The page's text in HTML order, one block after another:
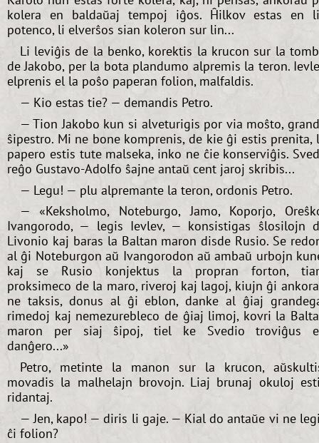
kolera en baldaŭaj tempoj iĝos. Ĥilkov estas en
potenco, li elverŝos sian koleron sur lin...
Li leviĝis de la benko, korektis la krucon sur la
de Jakobo, per la bota plandumo alpremis la teron.
elprenis el la poŝo paperan folion, malfaldis.
— Kio estas tie? — demandis Petro.
— Tion Jakobo kun si alveturigis por via moŝto,
ŝipestro. Mi ne bone komprenis, de kie ĝi estis prenita,
papero estis tute malseka, inko ne ĉie konserviĝis.
reĝo Gustavo-Adolfo ŝajne antaŭ cent jaroj skribis...
— Legu! — plu alpremante la teron, ordonis Petro.
— «Keksholmo, Noteburgo, Jamo, Koporjo,
Ivangorodo, — legis Ievlev, — konsistigas ŝlosilojn
Livonio kaj baras la Baltan maron disde Rusio. Se
al ĝi Noteburgon aŭ Ivangorodon aŭ ambaŭ urbojn
kaj se Rusio konjektus la propran forton,
proksimeco de la maro, riveroj kaj lagoj, kiujn ĝi
ne taksis, donus al ĝi eblon, danke al ĝiaj
rimedoj kaj nemezurebleco de ĝiaj limoj, kovri la
maron per siaj ŝipoj, tiel ke Svedio troviĝus
danĝero...»
Petro, metinte la manon sur la krucon,
movadis la malhelajn brovojn. Liaj brunaj okuloj
ridantaj.
— Jen, kapo! — diris li gaje. — Kial do antaŭe vi ne
ĉi folion?